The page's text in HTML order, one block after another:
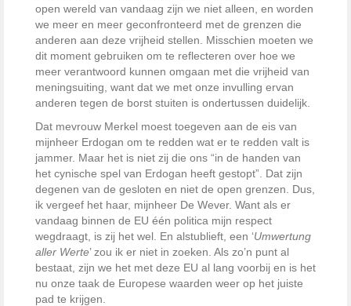
open wereld van vandaag zijn we niet alleen, en worden
we meer en meer geconfronteerd met de grenzen die
anderen aan deze vrijheid stellen. Misschien moeten we
dit moment gebruiken om te reflecteren over hoe we
meer verantwoord kunnen omgaan met die vrijheid van
meningsuiting, want dat we met onze invulling ervan
anderen tegen de borst stuiten is ondertussen duidelijk.
Dat mevrouw Merkel moest toegeven aan de eis van
mijnheer Erdogan om te redden wat er te redden valt is
jammer. Maar het is niet zij die ons “in de handen van
het cynische spel van Erdogan heeft gestopt”. Dat zijn
degenen van de gesloten en niet de open grenzen. Dus,
ik vergeef het haar, mijnheer De Wever. Want als er
vandaag binnen de EU één politica mijn respect
wegdraagt, is zij het wel. En alstublieft, een ‘Umwertung
aller Werte’ zou ik er niet in zoeken. Als zo’n punt al
bestaat, zijn we het met deze EU al lang voorbij en is het
nu onze taak de Europese waarden weer op het juiste
pad te krijgen.